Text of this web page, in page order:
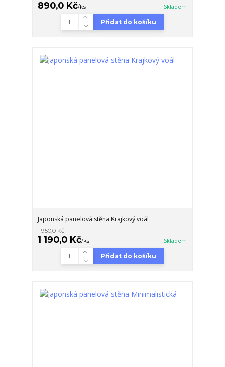
890,0 Kč/ks Skladem
Přidat do košíku
Japonská panelová stěna Krajkový voál
1 950,0 Kč
1 190,0 Kč/ks Skladem
Přidat do košíku